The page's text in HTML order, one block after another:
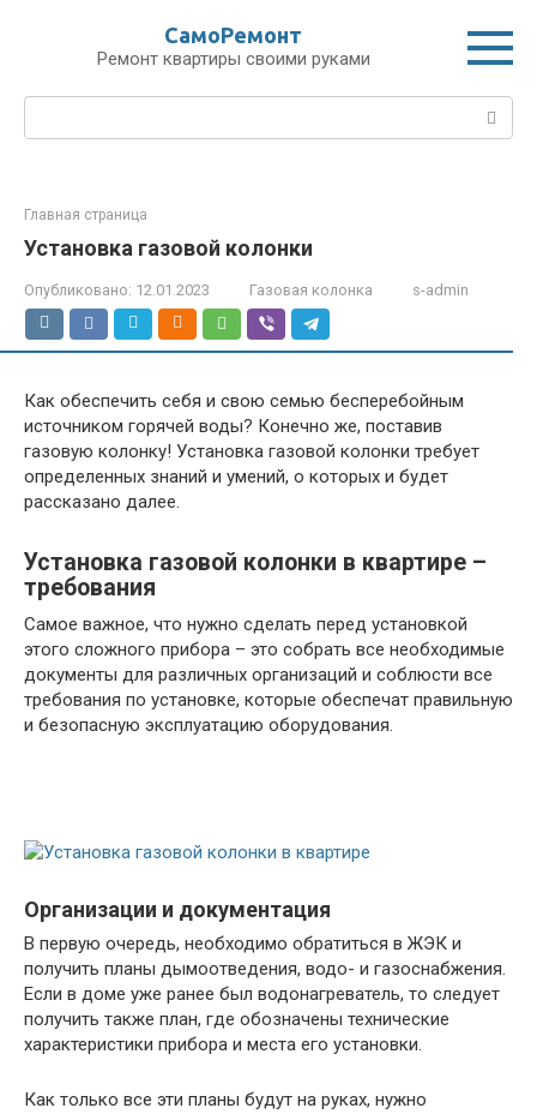
СамоРемонт
Ремонт квартиры своими руками
Поиск:
Главная страница
Установка газовой колонки
Опубликовано: 12.01.2023 Газовая колонка s-admin
Как обеспечить себя и свою семью бесперебойным
источником горячей воды? Конечно же, поставив
газовую колонку! Установка газовой колонки требует
определенных знаний и умений, о которых и будет
рассказано далее.
Установка газовой колонки в квартире –
требования
Самое важное, что нужно сделать перед установкой
этого сложного прибора – это собрать все необходимые
документы для различных организаций и соблюсти все
требования по установке, которые обеспечат правильную
и безопасную эксплуатацию оборудования.
Организации и документация
В первую очередь, необходимо обратиться в ЖЭК и
получить планы дымоотведения, водо- и газоснабжения.
Если в доме уже ранее был водонагреватель, то следует
получить также план, где обозначены технические
характеристики прибора и места его установки.
Как только все эти планы будут на руках, нужно